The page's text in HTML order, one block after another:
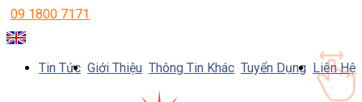
09 1800 7171
Tin Tức Giới Thiệu Thông Tin Khác Tuyển Dụng Liên Hệ